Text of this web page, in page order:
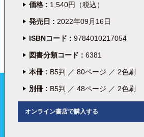
価格 : 1,540円（税込）
発売日 : 2022年09月16日
ISBNコード : 9784010217054
図書分類コード : 6381
本冊 : B5判 ／ 80ページ ／ 2色刷
別冊 : B5判 ／ 48ページ ／ 2色刷
オンライン書店で購入する